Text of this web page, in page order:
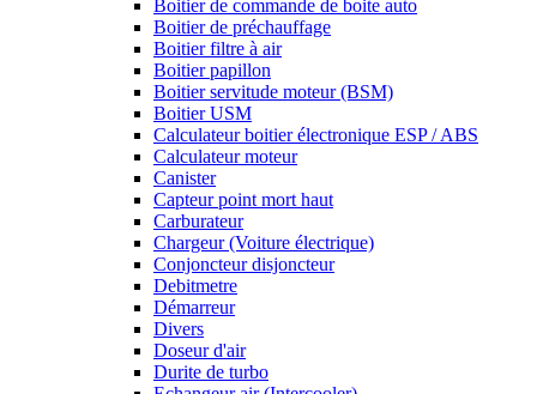
Boitier de commande de boite auto
Boitier de préchauffage
Boitier filtre à air
Boitier papillon
Boitier servitude moteur (BSM)
Boitier USM
Calculateur boitier électronique ESP / ABS
Calculateur moteur
Canister
Capteur point mort haut
Carburateur
Chargeur (Voiture électrique)
Conjoncteur disjoncteur
Debitmetre
Démarreur
Divers
Doseur d'air
Durite de turbo